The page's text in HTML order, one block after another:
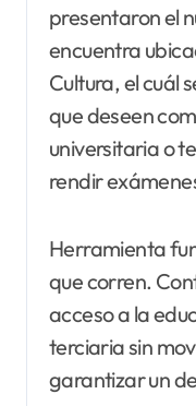
presentaron el
encuentra
Cultura, el cuál
que deseen
universitaria o
rendir
Herramienta
que corren.
acceso a la
terciaria sin
garantizar un